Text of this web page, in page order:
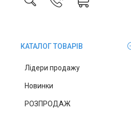
КАТАЛОГ ТОВАРІВ
Лідери продажу
Новинки
РОЗПРОДАЖ